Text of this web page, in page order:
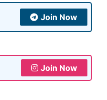
Join Now
Join Now